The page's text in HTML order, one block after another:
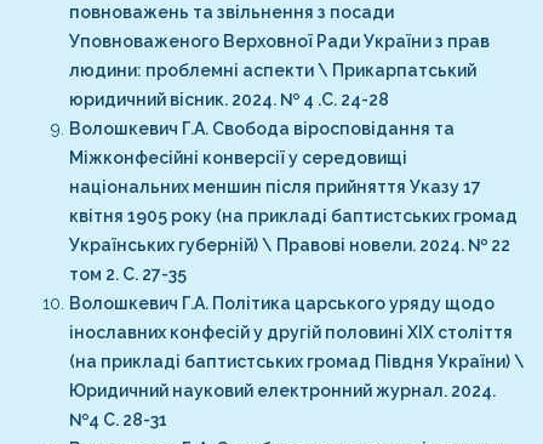
повноважень та звільнення з посади
Уповноваженого Верховної Ради України з прав
людини: проблемні аспекти \ Прикарпатський
юридичний вісник. 2024. № 4 .С. 24-28
Волошкевич Г.А. Свобода віросповідання та
Міжконфесійні конверсії у середовищі
національних меншин після прийняття Указу 17
квітня 1905 року (на прикладі баптистських громад
Українських губерній) \ Правові новели. 2024. № 22
том 2. С. 27-35
Волошкевич Г.А. Політика царського уряду щодо
інославних конфесій у другій половині ХІХ століття
(на прикладі баптистських громад Півдня України) \
Юридичний науковий електронний журнал. 2024.
№4 С. 28-31